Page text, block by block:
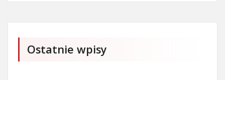
Ostatnie wpisy